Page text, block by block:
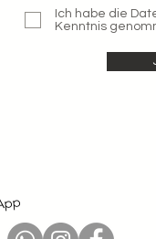
Ich habe die
Kenntnis